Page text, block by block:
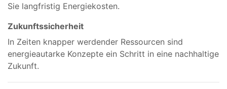
Sie langfristig Energiekosten.
Zukunftssicherheit
In Zeiten knapper werdender Ressourcen sind
energieautarke Konzepte ein Schritt in eine nachhaltige
Zukunft.